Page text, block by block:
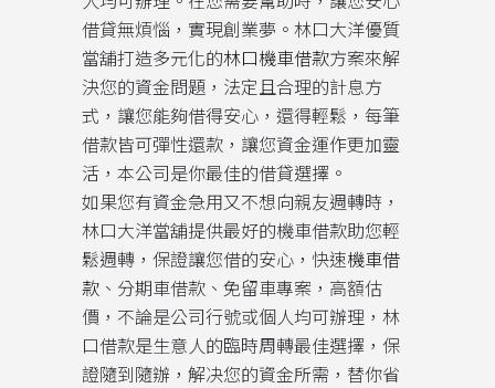
借貸無煩惱，實現創業夢。林口大洋優質
當舖打造多元化的林口機車借款方案來解
決您的資金問題，法定且合理的計息方
式，讓您能夠借得安心，還得輕鬆，每筆
借款皆可彈性還款，讓您資金運作更加靈
活，本公司是你最佳的借貸選擇。
如果您有資金急用又不想向親友週轉時，
林口大洋當舖提供最好的機車借款助您輕
鬆週轉，保證讓您借的安心，快速機車借
款 、分期車借款、免留車專案，高額估
價，不論是公司行號或個人均可辦理，林
口借款是生意人的臨時周轉最佳選擇，保
證隨到隨辦，解决您的資金所需，替你省